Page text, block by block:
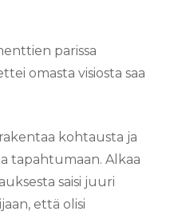
parissa
omasta visiosta saa
kohtausta ja
tapahtumaan. Alkaa
saisi juuri
että olisi